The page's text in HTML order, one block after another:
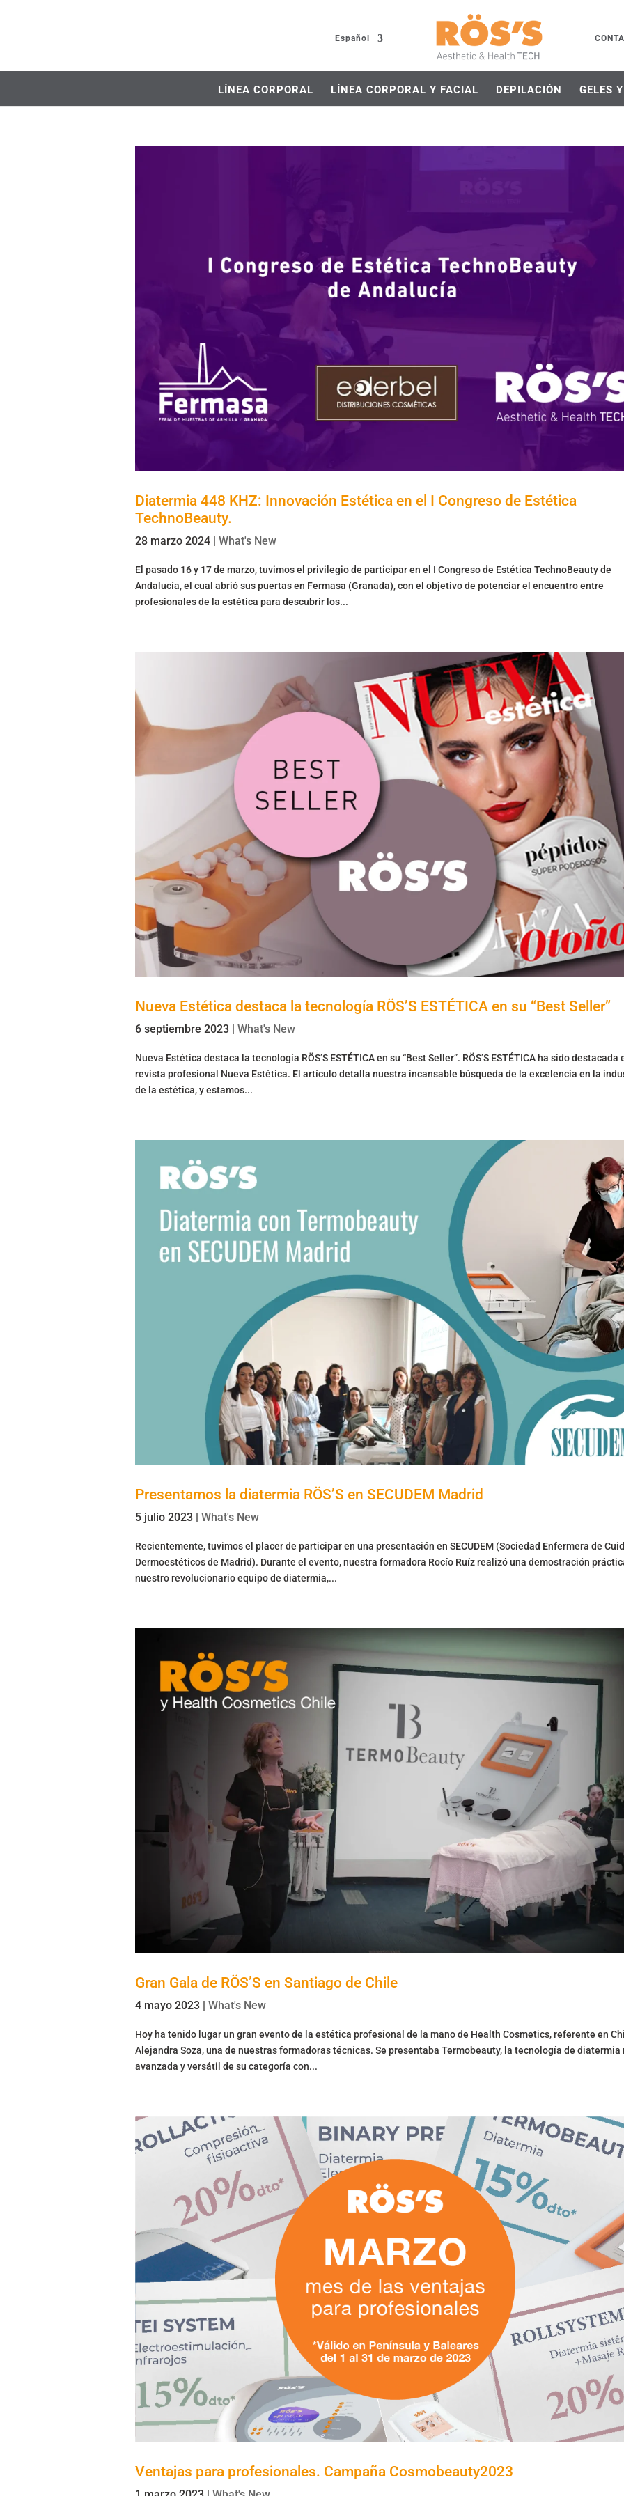
Español
LÍNEA CORPORAL LÍNEA CORPORAL Y FACIAL DEPILACIÓN GELES
Diatermia 448 KHZ: Innovación Estética en el I Congreso de Estética
TechnoBeauty.
28 marzo 2024| What's New
El pasado 16 y 17 de marzo, tuvimos el privilegio de participar en el I Congreso de Estética TechnoBeauty de
Andalucía, el cual abrió sus puertas en Fermasa (Granada), con el objetivo de potenciar el encuentro entre
profesionales de la estética para descubrir los...
Nueva Estética destaca la tecnología RÖS’S ESTÉTICA en su “Best Seller”
6 septiembre 2023| What's New
Nueva Estética destaca la tecnología RÖS’S ESTÉTICA en su “Best Seller”. RÖS’S ESTÉTICA ha sido destacada
revista profesional Nueva Estética. El artículo detalla nuestra incansable búsqueda de la excelencia en la
de la estética, y estamos...
Presentamos la diatermia RÖS’S en SECUDEM Madrid
5 julio 2023| What's New
Recientemente, tuvimos el placer de participar en una presentación en SECUDEM (Sociedad Enfermera de
Dermoestéticos de Madrid). Durante el evento, nuestra formadora Rocío Ruíz realizó una demostración
nuestro revolucionario equipo de diatermia,...
Gran Gala de RÖS’S en Santiago de Chile
4 mayo 2023| What's New
Hoy ha tenido lugar un gran evento de la estética profesional de la mano de Health Cosmetics, referente en
Alejandra Soza, una de nuestras formadoras técnicas. Se presentaba Termobeauty, la tecnología de diatermia
avanzada y versátil de su categoría con...
Ventajas para profesionales. Campaña Cosmobeauty2023